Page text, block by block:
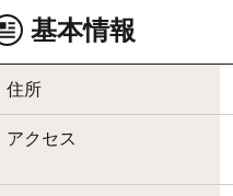
基本情報
住所
アクセス